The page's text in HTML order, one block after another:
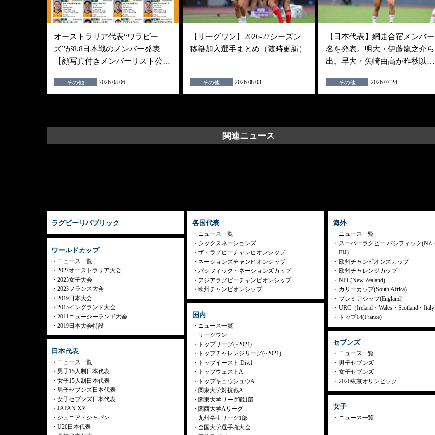
オーストラリア代表“ワラビー
ズ”が8.8日本戦のメンバー発表
【顔写真付きメンバーリスト公…
その他 2026.08.06
【リーグワン】2026-27シーズン
移籍加入選手まとめ（随時更新）
その他 2026.08.03
【日本代表】網走合宿メンバ
名を発表。明大・伊藤龍之介
出。早大・矢崎由高が昨秋以…
その他 2026.07.24
関連ニュース
ラグビーリパブリック
ワールドカップ
ニュース一覧
2027オーストラリア大会
2025女子大会
2023フランス大会
2019日本大会
2015イングランド大会
2011ニュージーランド大会
2019日本大会特設
日本代表
ニュース一覧
男子15人制日本代表
女子15人制日本代表
男子セブンズ日本代表
女子セブンズ日本代表
JAPAN XV
ジュニア・ジャパン
U20日本代表
各国代表
ニュース一覧
シックスネーションズ
ザ・ラグビーチャンピオンシップ
ネーションズチャンピオンシップ
パシフィック・ネーションズカップ
アジアラグビーチャンピオンシップ
欧州チャンピオンシップ
国内
ニュース一覧
リーグワン
トップリーグ(~2021)
トップチャレンジリーグ(~2021)
トップイースト Div.1
トップウェストA
トップキュウシュウA
関東大学対抗戦A
関東大学リーグ戦1部
関西大学Aリーグ
九州学生リーグ1部
全国大学選手権大会
海外
ニュース一覧
スーパーラグビー パシフィック(NZ
FIJ)
欧州チャンピオンズカップ
欧州チャレンジカップ
NPC(New Zealand)
カリーカップ(South Africa)
プレミアシップ(England)
URC（Ireland・Wales・Scotland・
トップ14(France)
セブンズ
ニュース一覧
男子セブンズ
女子セブンズ
2020東京オリンピック
女子
ニュース一覧